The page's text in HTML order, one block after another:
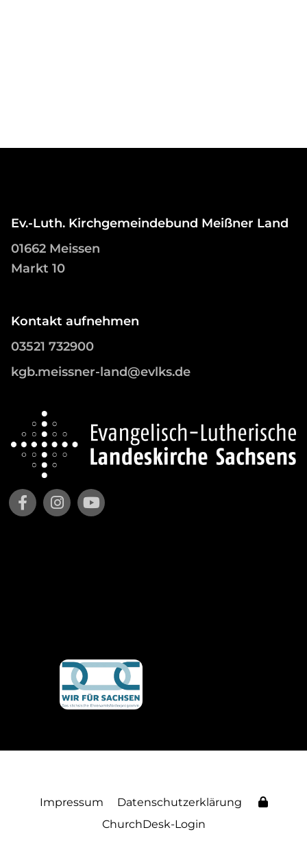
Ev.-Luth. Kirchgemeindebund Meißner Land
01662 Meissen
Markt 10
Kontakt aufnehmen
03521 732900
kgb.meissner-land@evlks.de
Impressum
Datenschutzerklärung
ChurchDesk-Login